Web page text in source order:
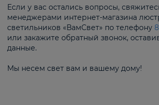
Если у вас остались вопросы,
менеджерами интернет-магазина
светильников «ВамСвет» по телефону
или закажите обратный звонок,
данные.
Мы несем свет вам и вашему дому!